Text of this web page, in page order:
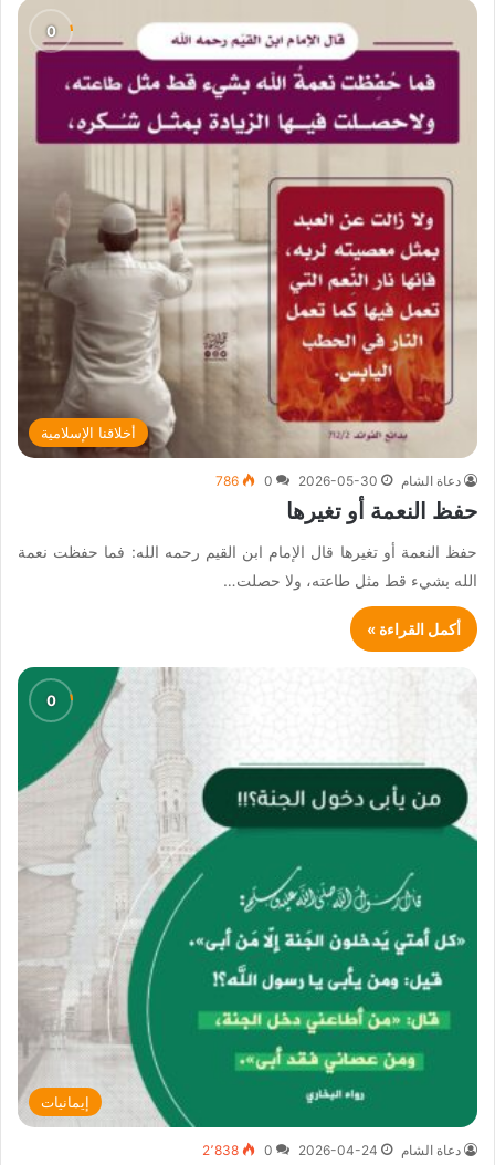
أخلاقنا الإسلامية
دعاة الشام 2026-05-30
0
786
حفظ النعمة أو تغيرها
حفظ النعمة أو تغيرها قال الإمام ابن القيم رحمه الله: فما حفظت نعمة
الله بشيء قط مثل طاعته، ولا حصلت…
أكمل القراءة »
إيمانيات
دعاة الشام 2026-04-24
0 2٬838